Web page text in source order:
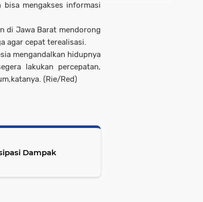
mengakses informasi
di Jawa Barat mendorong
agar cepat terealisasi.
mengandalkan hidupnya
lakukan percepatan,
(Rie/Red)
Dampak